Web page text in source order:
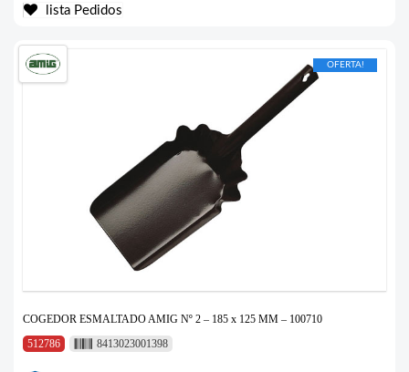
lista Pedidos
OFERTA!
COGEDOR ESMALTADO AMIG Nº 2 – 185 x 125 MM – 100710
512786
8413023001398